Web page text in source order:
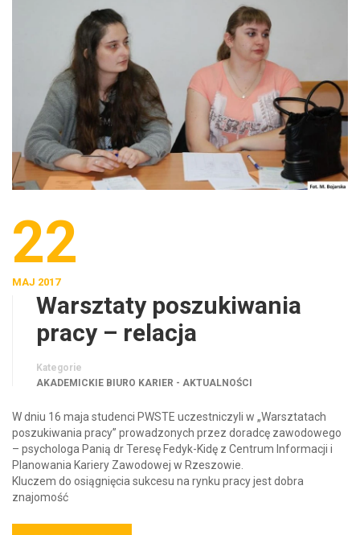
22
MAJ 2017
Warsztaty poszukiwania
pracy – relacja
Kategorie
AKADEMICKIE BIURO KARIER - AKTUALNOŚCI
W dniu 16 maja studenci PWSTE uczestniczyli w „Warsztatach
poszukiwania pracy” prowadzonych przez doradcę zawodowego
– psychologa Panią dr Teresę Fedyk-Kidę z Centrum Informacji i
Planowania Kariery Zawodowej w Rzeszowie.
Kluczem do osiągnięcia sukcesu na rynku pracy jest dobra
znajomość